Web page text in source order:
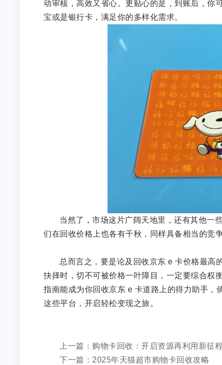
动审核，高效又省心。更贴心的是，到账后，你
宝或是银行卡，满足你的多样化需求。
当然了，市场这片广阔天地里，还有其他一
们在回收价格上也各有千秋，同样具备相当的竞
总而言之，要是论及回收京东 e 卡价格最高
抉择时，切不可被价格一叶障目，一定要综合权
指南能成为你回收京东 e 卡道路上的得力助手，
这些平台，开启轻松变现之旅。
上一篇：购物卡回收：开启资源再利用新征
下一篇：2025年天猫超市购物卡回收攻略